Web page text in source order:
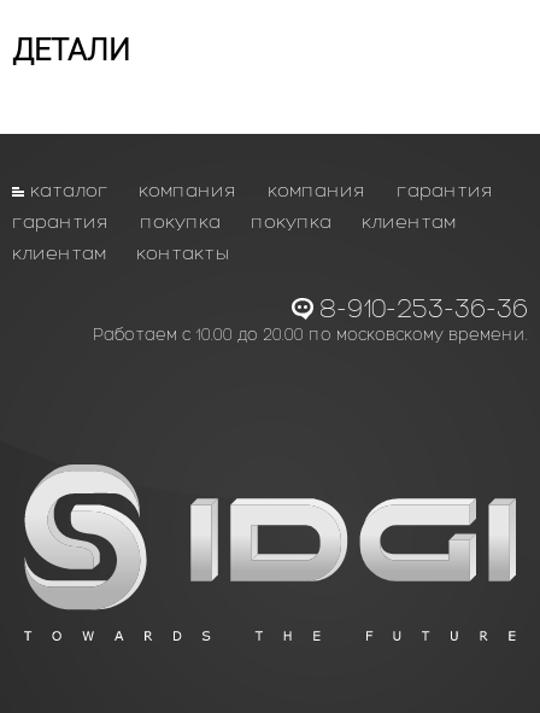
ДЕТАЛИ
каталог компания компания
гарантия
гарантия
покупка покупка
клиентам
клиентам
контакты
8-910-253-36-36
Работаем с 10.00 до 20.00 по московскому времени.